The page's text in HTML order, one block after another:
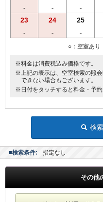
- - -
23
-
24
-
25
-
○：空室あ
※料金は消費税込み価格です。
※上記の表示は、空室検索の照
できない場合もございます。
※日付をタッチすると料金・予約
検
■検索条件: 指定なし
その他